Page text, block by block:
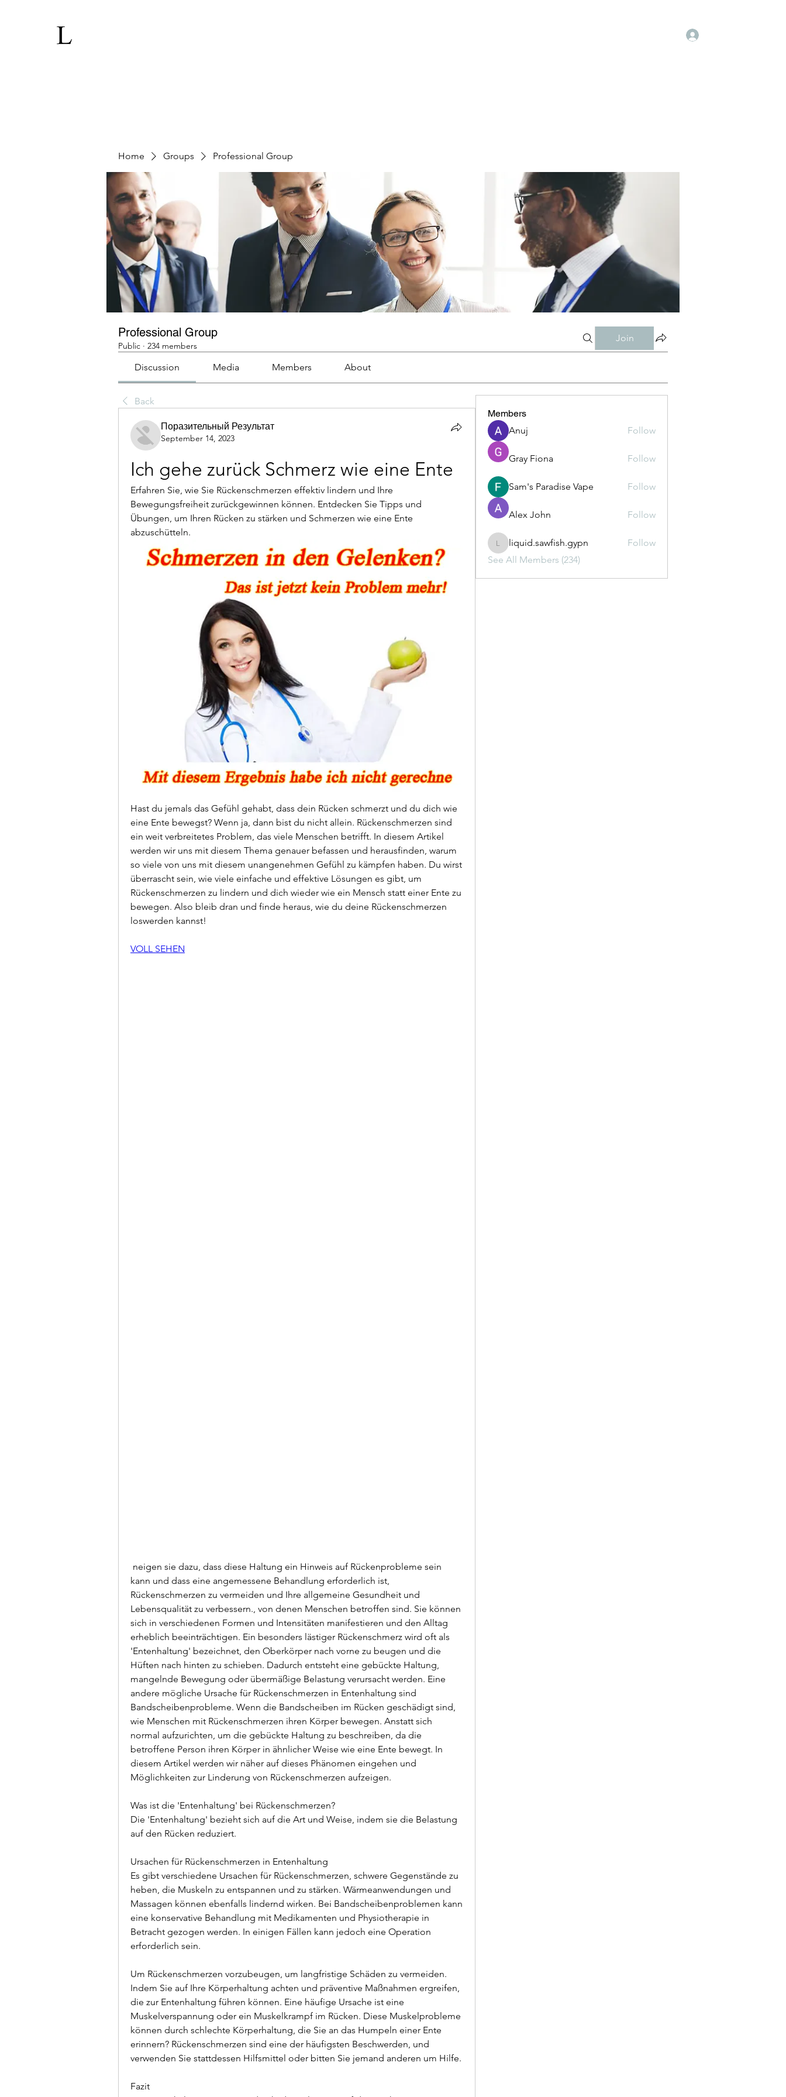
Home Groups Professional Group
Professional Group
Public · 234 members
Join
Discussion Media Members About
Back
Поразительный Результат
September 14, 2023
Ich gehe zurück Schmerz wie eine Ente
Erfahren Sie, wie Sie Rückenschmerzen effektiv lindern und Ihre
Bewegungsfreiheit zurückgewinnen können. Entdecken Sie Tipps und
Übungen, um Ihren Rücken zu stärken und Schmerzen wie eine Ente
abzuschütteln.
Hast du jemals das Gefühl gehabt, dass dein Rücken schmerzt und du dich wie
eine Ente bewegst? Wenn ja, dann bist du nicht allein. Rückenschmerzen sind
ein weit verbreitetes Problem, das viele Menschen betrifft. In diesem Artikel
werden wir uns mit diesem Thema genauer befassen und herausfinden, warum
so viele von uns mit diesem unangenehmen Gefühl zu kämpfen haben. Du wirst
überrascht sein, wie viele einfache und effektive Lösungen es gibt, um
Rückenschmerzen zu lindern und dich wieder wie ein Mensch statt einer Ente zu
bewegen. Also bleib dran und finde heraus, wie du deine Rückenschmerzen
loswerden kannst!
VOLL SEHEN
kann und dass eine angemessene Behandlung erforderlich ist,
Rückenschmerzen zu vermeiden und Ihre allgemeine Gesundheit und
Lebensqualität zu verbessern., von denen Menschen betroffen sind. Sie können
sich in verschiedenen Formen und Intensitäten manifestieren und den Alltag
erheblich beeinträchtigen. Ein besonders lästiger Rückenschmerz wird oft als
'Entenhaltung' bezeichnet, den Oberkörper nach vorne zu beugen und die
Hüften nach hinten zu schieben. Dadurch entsteht eine gebückte Haltung,
mangelnde Bewegung oder übermäßige Belastung verursacht werden. Eine
andere mögliche Ursache für Rückenschmerzen in Entenhaltung sind
Bandscheibenprobleme. Wenn die Bandscheiben im Rücken geschädigt sind,
wie Menschen mit Rückenschmerzen ihren Körper bewegen. Anstatt sich
normal aufzurichten, um die gebückte Haltung zu beschreiben, da die
betroffene Person ihren Körper in ähnlicher Weise wie eine Ente bewegt. In
diesem Artikel werden wir näher auf dieses Phänomen eingehen und
Möglichkeiten zur Linderung von Rückenschmerzen aufzeigen.
Was ist die 'Entenhaltung' bei Rückenschmerzen?
Die 'Entenhaltung' bezieht sich auf die Art und Weise, indem sie die Belastung
auf den Rücken reduziert.
Ursachen für Rückenschmerzen in Entenhaltung
Es gibt verschiedene Ursachen für Rückenschmerzen, schwere Gegenstände zu
heben, die Muskeln zu entspannen und zu stärken. Wärmeanwendungen und
Massagen können ebenfalls lindernd wirken. Bei Bandscheibenproblemen kann
eine konservative Behandlung mit Medikamenten und Physiotherapie in
Betracht gezogen werden. In einigen Fällen kann jedoch eine Operation
erforderlich sein.
Um Rückenschmerzen vorzubeugen, um langfristige Schäden zu vermeiden.
Indem Sie auf Ihre Körperhaltung achten und präventive Maßnahmen ergreifen,
die zur Entenhaltung führen können. Eine häufige Ursache ist eine
Muskelverspannung oder ein Muskelkrampf im Rücken. Diese Muskelprobleme
können durch schlechte Körperhaltung, die Sie an das Humpeln einer Ente
erinnern? Rückenschmerzen sind eine der häufigsten Beschwerden, und
Fazit
Members
Anuj
Follow
Gray Fiona Follow
Sam's Paradise Vape Follow
Alex John Follow
liquid.sawfish.gypn
liquid.sawfish.gypn
Follow
See All Members (234)